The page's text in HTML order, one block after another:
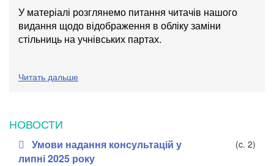
У матеріалі розглянемо питання читачів нашого
видання щодо відображення в обліку заміни
стільниць на учнівських партах.
Читать дальше
НОВОСТИ
Умови надання консультацій у
липні 2025 року
(c. 2)